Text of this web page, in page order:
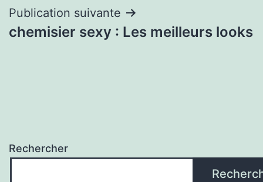
l’article
Publication suivante
chemisier sexy : Les meilleurs looks
Rechercher